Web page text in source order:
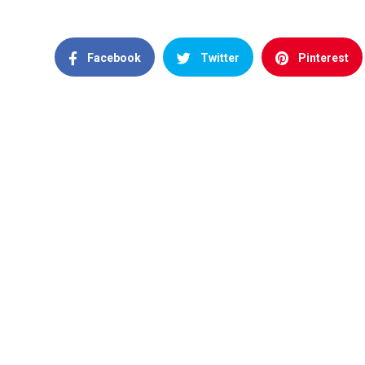
Facebook Twitter Pinterest